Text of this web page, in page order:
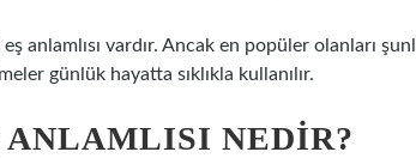
anlamlısı vardır. Ancak en popüler olanları
günlük hayatta sıklıkla kullanılır.
ANLAMLISI NEDIR?